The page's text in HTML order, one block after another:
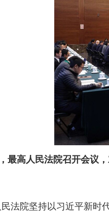
最高人民法院召开会议
院坚持以习近平新时代